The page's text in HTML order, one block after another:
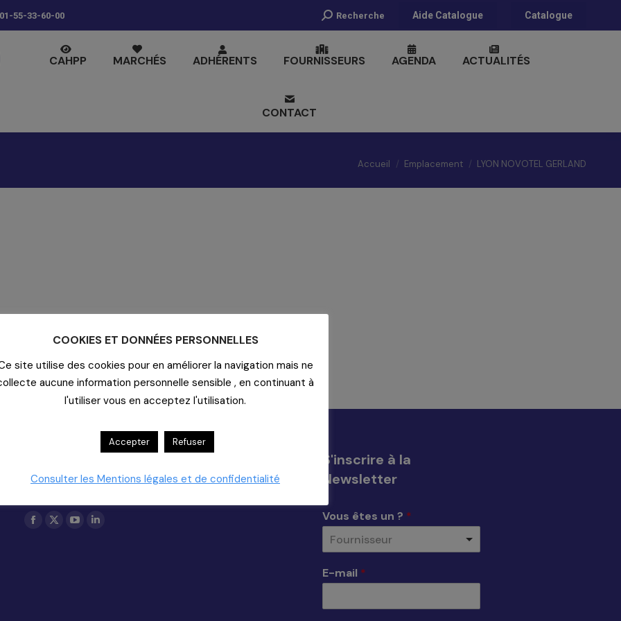
01-55-33-60-00
Recherche
Recherche Aide Catalogue Catalogue
CAHPP MARCHÉS ADHÉRENTS FOURNISSEURS AGENDA ACTUALITÉS
CONTACT
Vous êtes ici :
Accueil Emplacement LYON NOVOTEL GERLAND
20-22 rue Richer - 75009 Paris
Nous Contacter (support)
Trouvez nous sur :
La
La
La
La
S'inscrire à la
Newsletter
Vous êtes un ? *
Fournisseur
E-mail *
COOKIES ET DONNÉES PERSONNELLES
site utilise des cookies pour en améliorer la navigation mais ne
aucune information personnelle sensible , en continuant à
l'utiliser vous en acceptez l'utilisation.
Accepter Refuser
Consulter les Mentions légales et de confidentialité